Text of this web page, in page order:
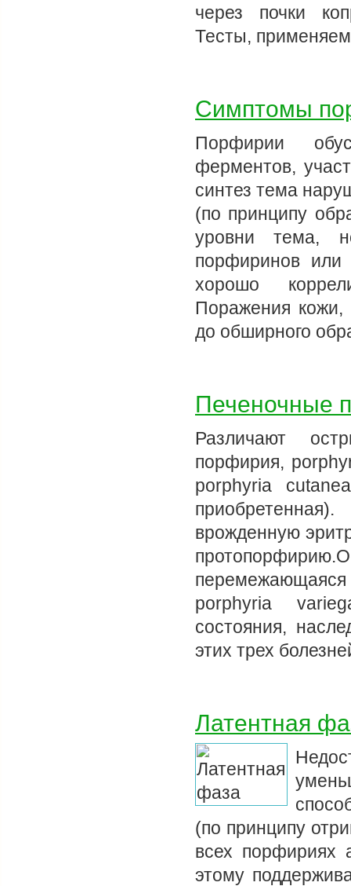
через почки
Тесты,
Симптомы
Порфирии
ферментов,
синтез тема
(по принципу
уровни тема,
порфиринов
хорошо
Поражения кожи,
до обширного
Печеночные
Различают
порфирия,
porphyria
врожденную
porphyria
состояния,
этих трех
Латентная
(по принципу
всех порфириях
этому